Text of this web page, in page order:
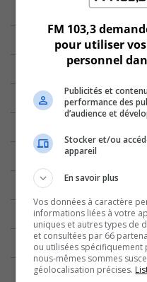
FM 103,3
pour utiliser
personnel
Publicités et
performance des
d’audience et
Stocker et/ou
appareil
En savoir plus
Vos données à caractère
informations liées à votre
uniques et autres types de
et consultées par 66
ou utilisées spécifiquement
nous-mêmes sommes
géolocalisation précises.